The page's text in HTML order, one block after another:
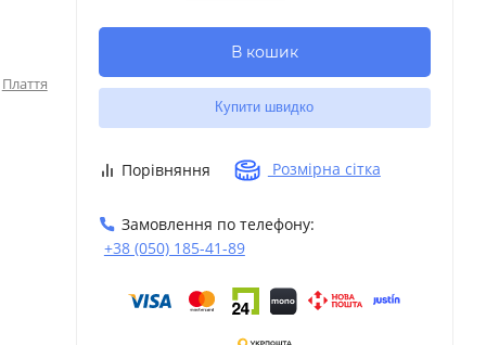
Плаття
В кошик
Купити швидко
Порівняння Розмірна сітка
Замовлення по телефону:
+38 (050) 185-41-89